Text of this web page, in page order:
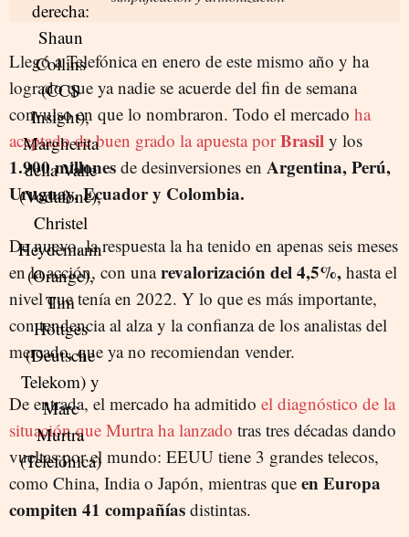
Llegó a Telefónica en enero de este mismo año y ha
logrado que ya nadie se acuerde del fin de semana
convulso en que lo nombraron. Todo el mercado ha
aceptado de buen grado la apuesta porBrasil y los
1.900 millones de desinversiones en Argentina, Perú,
Uruguay, Ecuador y Colombia.
De nuevo, la respuesta la ha tenido en apenas seis meses
en la acción, con unarevalorización del 4,5%, hasta el
nivel que tenía en 2022. Y lo que es más importante,
con tendencia al alza y la confianza de los analistas del
mercado, que ya no recomiendan vender.
De entrada, el mercado ha admitido el diagnóstico de la
situación que Murtra ha lanzado tras tres décadas dando
vueltas por el mundo: EEUU tiene 3 grandes telecos,
como China, India o Japón, mientras que en Europa
compiten 41 compañías distintas.